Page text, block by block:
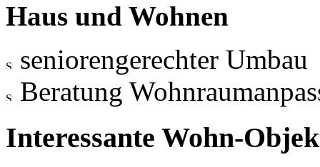
Haus und Wohnen
seniorengerechter Umbau
Beratung
Interessante Wohn-